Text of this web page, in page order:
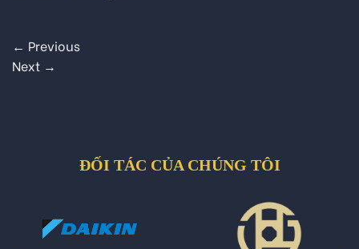
← Previous
Next →
ĐỐI TÁC CỦA CHÚNG TÔI